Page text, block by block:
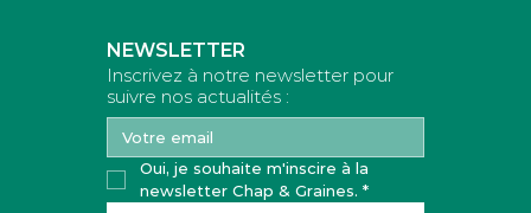
NEWSLETTER
Inscrivez à notre newsletter pour
suivre nos actualités :
Oui, je souhaite m'inscire à la
newsletter Chap & Graines. *